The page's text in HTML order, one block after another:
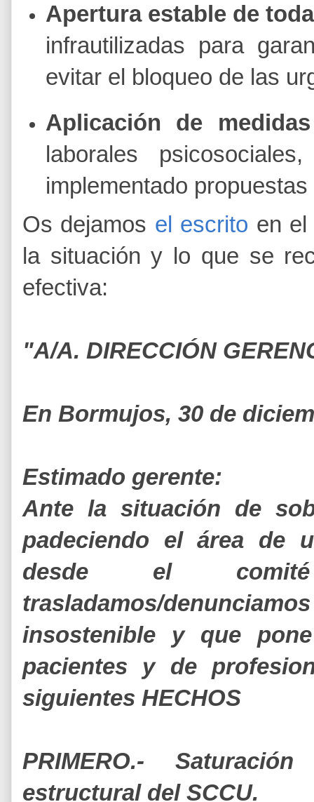
Apertura estable de
infrautilizadas para
evitar el bloqueo de las
Aplicación de
laborales
implementado
Os dejamos el escrito en el
la situación y lo que se
efectiva:
"A/A. DIRECCIÓN
En Bormujos, 30 de
Estimado gerente:
Ante la situación de
padeciendo el área de
desde el
trasladamos/
insostenible y que
pacientes y de
siguientes HECHOS
PRIMERO.-
estructural del SCCU.